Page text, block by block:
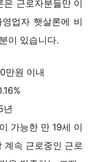
은 근로자분들만 이
업자 햇살론에 비
이 있습니다.
만원 이내
년
가능한 만 19세 이
계속 근로중인 근로